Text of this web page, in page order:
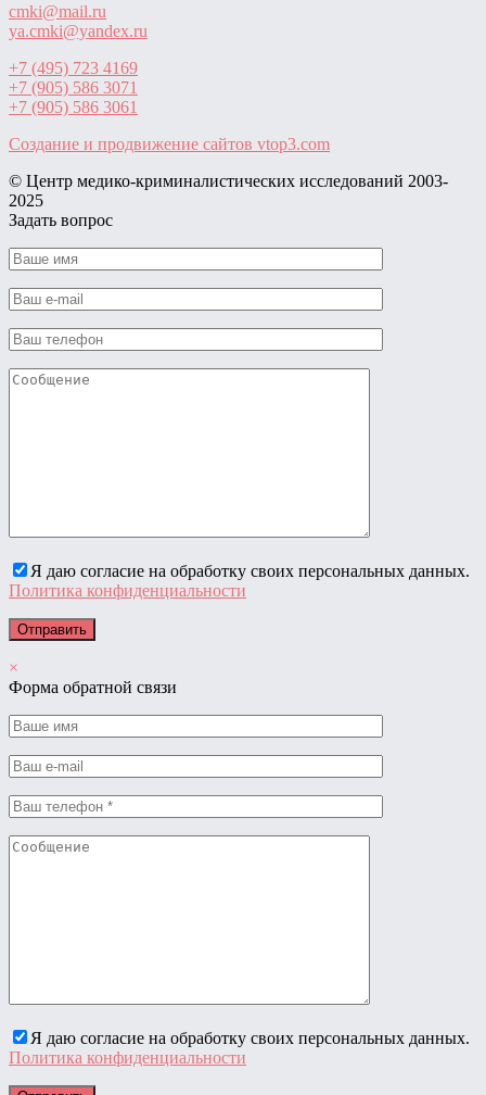
cmki@mail.ru
ya.cmki@yandex.ru
+7 (495) 723 4169
+7 (905) 586 3071
+7 (905) 586 3061
Создание и продвижение сайтов vtop3.com
© Центр медико-криминалистических исследований ‎2003-
2025
Задать вопрос
Я даю согласие на обработку своих персональных данных.
Политика конфиденциальности
×
Форма обратной связи
Я даю согласие на обработку своих персональных данных.
Политика конфиденциальности